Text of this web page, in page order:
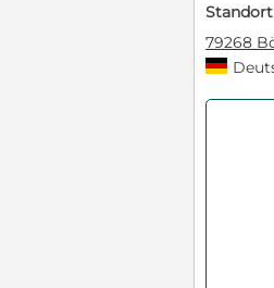
Standort
79268